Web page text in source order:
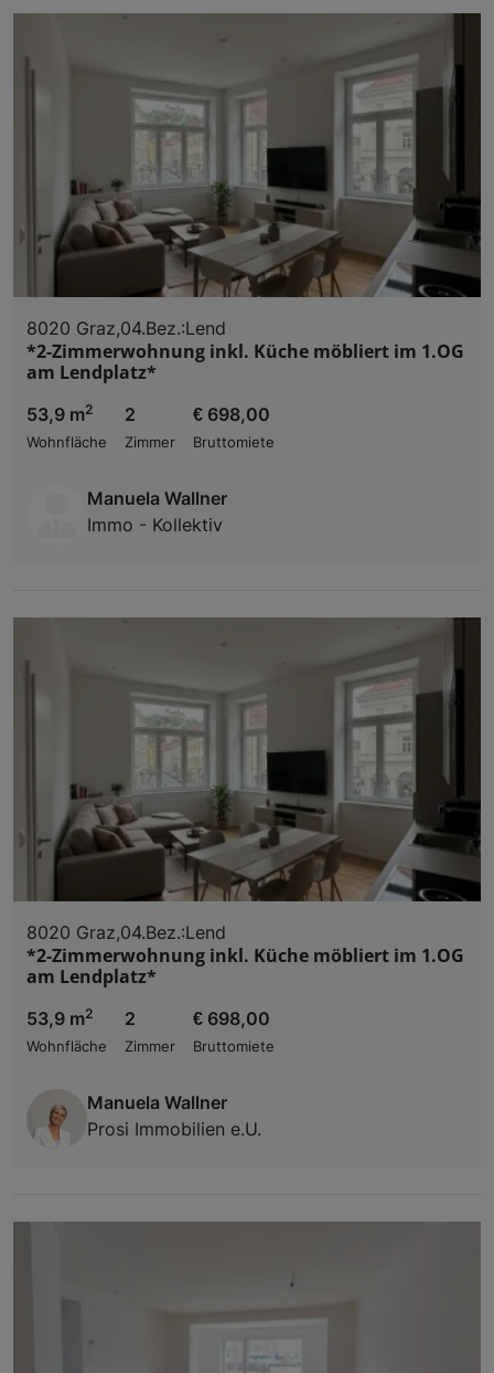
8020 Graz,04.Bez.:Lend
*2-Zimmerwohnung inkl. Küche möbliert im 1.OG
am Lendplatz*
53,9 m2
Wohnfläche
2
Zimmer
€ 698,00
Bruttomiete
Manuela Wallner
Immo - Kollektiv
8020 Graz,04.Bez.:Lend
*2-Zimmerwohnung inkl. Küche möbliert im 1.OG
am Lendplatz*
53,9 m2
Wohnfläche
2
Zimmer
€ 698,00
Bruttomiete
Manuela Wallner
Prosi Immobilien e.U.